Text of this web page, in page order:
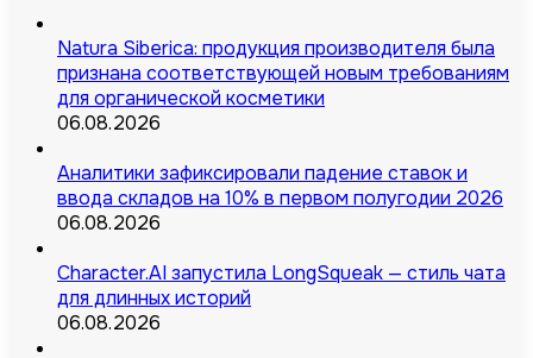
Natura Siberica: продукция производителя была
признана соответствующей новым требованиям
для органической косметики
06.08.2026
Аналитики зафиксировали падение ставок и
ввода складов на 10% в первом полугодии 2026
06.08.2026
Character.AI запустила LongSqueak — стиль чата
для длинных историй
06.08.2026